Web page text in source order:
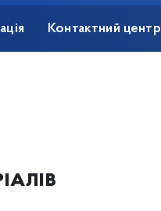
Контактний центр